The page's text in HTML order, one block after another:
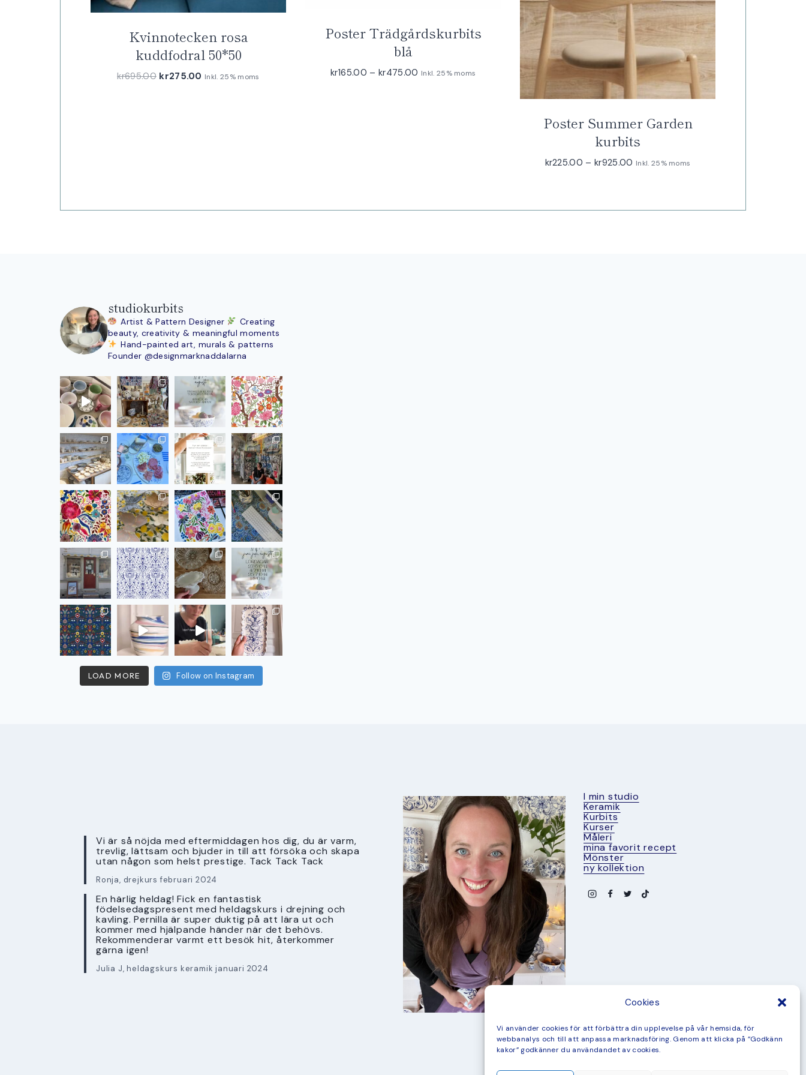
Cookies
Vi använder cookies för att förbättra din upplevelse på vår hemsida, för
webbanalys och till att anpassa marknadsföring. Genom att klicka på ”Godkänn
kakor” godkänner du användandet av cookies.
Kvinnotecken rosa
kuddfodral 50*50
kr695.00 Det
kr275.00 Det
Inkl. 25% moms
Poster Trädgårdskurbits
blå
kr165.00 – kr475.00 Prisintervall:
Inkl. 25% moms
Poster Summer Garden
kurbits
kr225.00 – kr925.00 Prisintervall:
kr925.00
Inkl. 25% moms
studiokurbits
Artist & Pattern Designer
Creating
beauty, creativity & meaningful moments
Hand-painted art, murals & patterns
Founder @designmarknaddalarna
LOAD MORE Follow on Instagram
Vi är så nöjda med eftermiddagen hos dig, du är varm,
trevlig, lättsam och bjuder in till att försöka och skapa
utan någon som helst prestige. Tack Tack Tack
Ronja, drejkurs februari 2024
En härlig heldag! Fick en fantastisk
födelsedagspresent med heldagskurs i drejning och
kavling. Pernilla är super duktig på att lära ut och
kommer med hjälpande händer när det behövs.
Rekommenderar varmt ett besök hit, återkommer
gärna igen!
Julia J, heldagskurs keramik januari 2024
I min studio
Keramik
Kurbits
Kurser
Måleri
mina favorit recept
Mönster
ny kollektion